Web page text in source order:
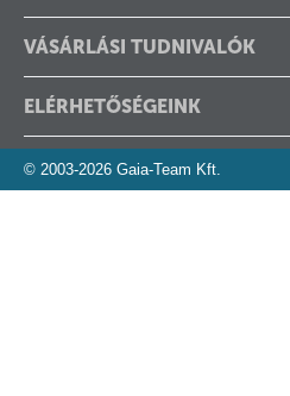
VÁSÁRLÁSI TUDNIVALÓK
ELÉRHETŐSÉGEINK
© 2003-2026 Gaia-Team Kft.